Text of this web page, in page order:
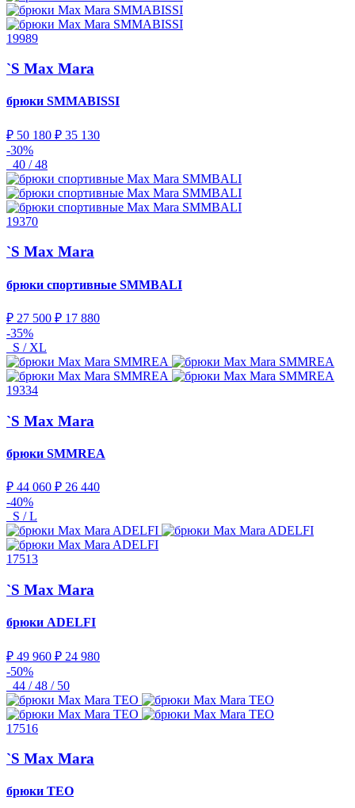
19989
`S Max Mara
брюки SMMABISSI
₽ 50 180 ₽ 35 130
-30%
40 / 48
19370
`S Max Mara
брюки спортивные SMMBALI
₽ 27 500 ₽ 17 880
-35%
S / XL
19334
`S Max Mara
брюки SMMREA
₽ 44 060 ₽ 26 440
-40%
S / L
17513
`S Max Mara
брюки ADELFI
₽ 49 960 ₽ 24 980
-50%
44 / 48 / 50
17516
`S Max Mara
брюки TEO